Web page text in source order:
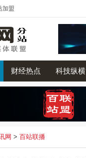
加盟
财经热点 科技纵横
网 > 百站联播